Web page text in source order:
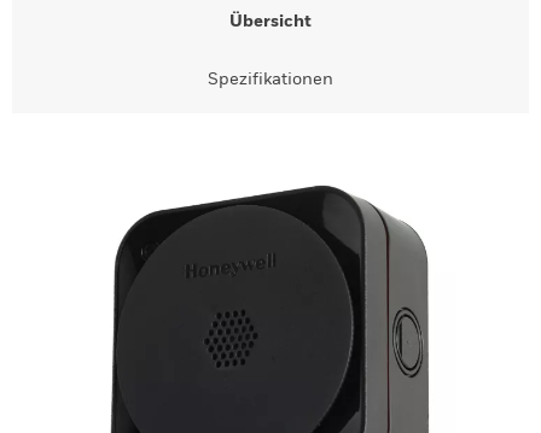
Übersicht
Spezifikationen